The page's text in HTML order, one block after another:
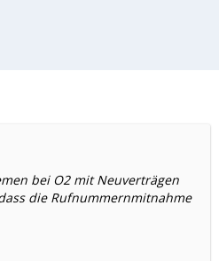
bei O2 mit Neuverträgen
die Rufnummernmitnahme